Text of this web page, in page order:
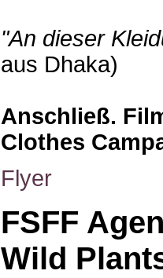
"An dieser
aus Dhaka)
Anschließ.
Clothes
Flyer
FSFF
Wild